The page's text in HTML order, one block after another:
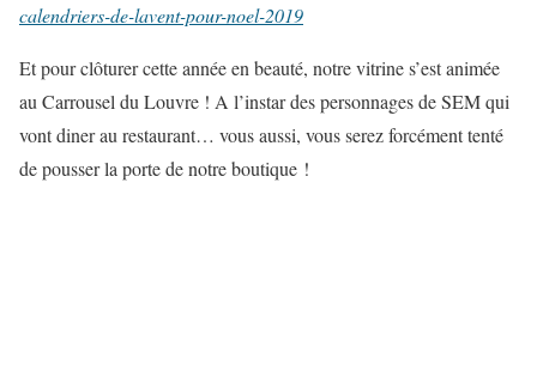
calendriers-de-lavent-pour-noel-2019
Et pour clôturer cette année en beauté, notre vitrine s’est animée
au Carrousel du Louvre ! A l’instar des personnages de SEM qui
vont diner au restaurant… vous aussi, vous serez forcément tenté
de pousser la porte de notre boutique !